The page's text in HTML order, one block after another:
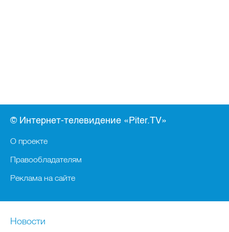
© Интернет-телевидение «Piter.TV»
О проекте
Правообладателям
Реклама на сайте
Новости